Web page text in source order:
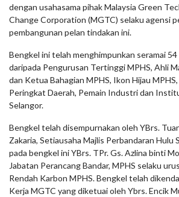
dengan usahasama pihak Malaysia Green
Change Corporation (MGTC) selaku agensi
pembangunan pelan tindakan ini.
Bengkel ini telah menghimpunkan seramai
daripada Pengurusan Tertinggi MPHS, Ahli
dan Ketua Bahagian MPHS, Ikon Hijau
Peringkat Daerah, Pemain Industri dan
Selangor.
Bengkel telah disempurnakan oleh YBrs.
Zakaria, Setiausaha Majlis Perbandaran Hulu
pada bengkel ini YBrs. TPr. Gs. Azlina binti
Jabatan Perancang Bandar, MPHS selaku
Rendah Karbon MPHS. Bengkel telah
Kerja MGTC yang diketuai oleh Ybrs. Encik